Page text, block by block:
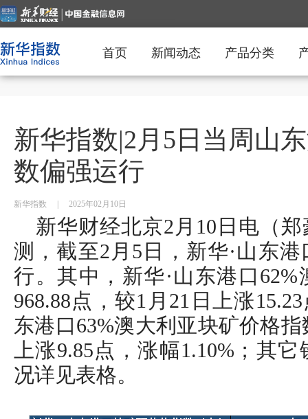
首页 新闻动态 产品分类
新华指数|2月5日当周山
数偏强运行
新华指数 2025年02月10日
新华财经北京2月10日电（
测，截至2月5日，新华·山东
行。其中，新华·山东港口
968.88点，较1月21日上涨
东港口63%澳大利亚块矿价格
上涨9.85点，涨幅1.10%；其
况详见表格。